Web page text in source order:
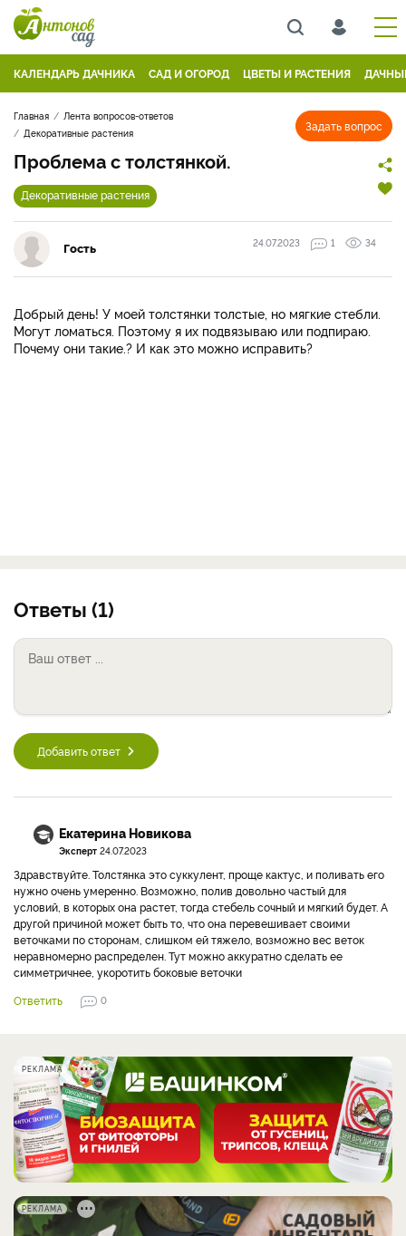
КАЛЕНДАРЬ ДАЧНИКА САД И ОГОРОД ЦВЕТЫ И РАСТЕНИЯ
Задать вопрос
Главная
Лента вопросов-ответов
Декоративные растения
Проблема с толстянкой.
Декоративные растения
Гость 24.07.2023 1 34
Добрый день! У моей толстянки толстые, но мягкие стебли.
Могут ломаться. Поэтому я их подвязываю или подпираю.
Почему они такие.? И как это можно исправить?
Ответы (1)
Добавить ответ
Екатерина Новикова
Эксперт 24.07.2023
Здравствуйте. Толстянка это суккулент, проще кактус, и поливать его
нужно очень умеренно. Возможно, полив довольно частый для
условий, в которых она растет, тогда стебель сочный и мягкий будет. А
другой причиной может быть то, что она перевешивает своими
веточками по сторонам, слишком ей тяжело, возможно вес веток
неравномерно распределен. Тут можно аккуратно сделать ее
симметричнее, укоротить боковые веточки
Ответить
0
РЕКЛАМА
РЕКЛАМА